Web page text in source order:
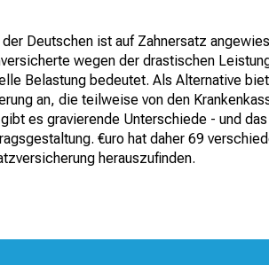
Deutschen ist auf Zahnersatz
wegen der drastischen
Belastung bedeutet. Als Alternative
an, die teilweise von den
es gravierende Unterschiede - und
€uro hat daher 69
herauszufinden.